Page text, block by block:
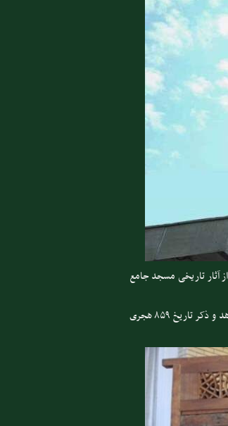
۱۲ امام بر روی آن، یکی دیگر از آثار تاریخی مسجد جامع
بر روی این منبر سه کتیبه نیز وجود دارد که قدمت این بنا را تا زمان تیموریان و افشاریان نشان می‌دهد و ذکر تاریخ ۸۵۹ هجری